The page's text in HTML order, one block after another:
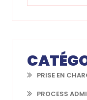
PRISE EN
PROCESS